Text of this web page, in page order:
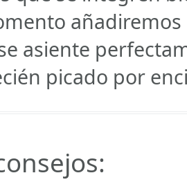
asiente
picado por